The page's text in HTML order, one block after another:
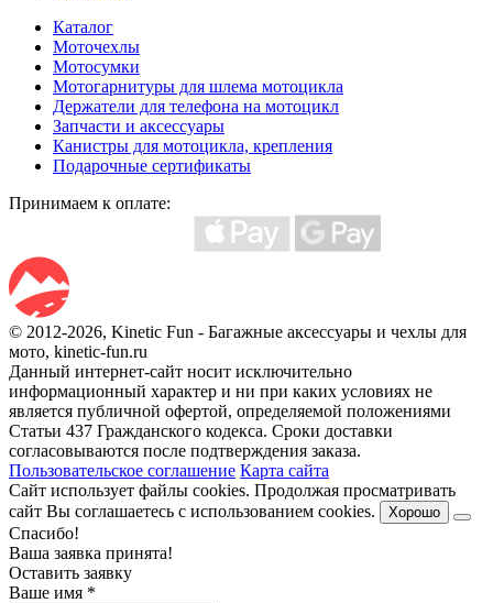
Каталог
Моточехлы
Мотосумки
Мотогарнитуры для шлема мотоцикла
Держатели для телефона на мотоцикл
Запчасти и аксессуары
Канистры для мотоцикла, крепления
Подарочные сертификаты
Принимаем к оплате:
© 2012-2026, Kinetic Fun - Багажные аксессуары и чехлы для
мото, kinetic-fun.ru
Данный интернет-сайт носит исключительно
информационный характер и ни при каких условиях не
является публичной офертой, определяемой положениями
Статьи 437 Гражданского кодекса. Сроки доставки
согласовываются после подтверждения заказа.
Пользовательское соглашение Карта сайта
Сайт использует файлы cookies. Продолжая просматривать
сайт Вы соглашаетесь с использованием cookies.
Хорошо
Спасибо!
Ваша заявка принята!
Оставить заявку
Ваше имя *